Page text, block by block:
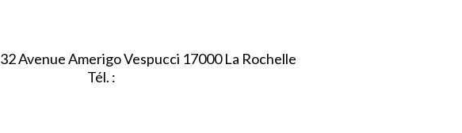
32 Avenue Amerigo Vespucci 17000 La Rochelle
Tél. :